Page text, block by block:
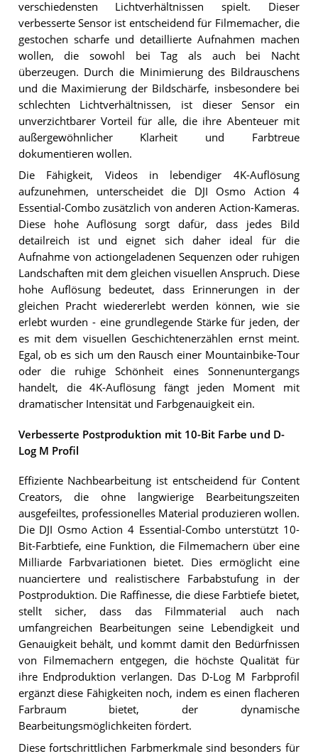
verschiedensten Lichtverhältnissen spielt. Dieser
verbesserte Sensor ist entscheidend für Filmemacher, die
gestochen scharfe und detaillierte Aufnahmen machen
wollen, die sowohl bei Tag als auch bei Nacht
überzeugen. Durch die Minimierung des Bildrauschens
und die Maximierung der Bildschärfe, insbesondere bei
schlechten Lichtverhältnissen, ist dieser Sensor ein
unverzichtbarer Vorteil für alle, die ihre Abenteuer mit
außergewöhnlicher Klarheit und Farbtreue
dokumentieren wollen.
Die Fähigkeit, Videos in lebendiger 4K-Auflösung
aufzunehmen, unterscheidet die DJI Osmo Action 4
Essential-Combo zusätzlich von anderen Action-Kameras.
Diese hohe Auflösung sorgt dafür, dass jedes Bild
detailreich ist und eignet sich daher ideal für die
Aufnahme von actiongeladenen Sequenzen oder ruhigen
Landschaften mit dem gleichen visuellen Anspruch. Diese
hohe Auflösung bedeutet, dass Erinnerungen in der
gleichen Pracht wiedererlebt werden können, wie sie
erlebt wurden - eine grundlegende Stärke für jeden, der
es mit dem visuellen Geschichtenerzählen ernst meint.
Egal, ob es sich um den Rausch einer Mountainbike-Tour
oder die ruhige Schönheit eines Sonnenuntergangs
handelt, die 4K-Auflösung fängt jeden Moment mit
dramatischer Intensität und Farbgenauigkeit ein.
Verbesserte Postproduktion mit 10-Bit Farbe und D-
Log M Profil
Effiziente Nachbearbeitung ist entscheidend für Content
Creators, die ohne langwierige Bearbeitungszeiten
ausgefeiltes, professionelles Material produzieren wollen.
Die DJI Osmo Action 4 Essential-Combo unterstützt 10-
Bit-Farbtiefe, eine Funktion, die Filmemachern über eine
Milliarde Farbvariationen bietet. Dies ermöglicht eine
nuanciertere und realistischere Farbabstufung in der
Postproduktion. Die Raffinesse, die diese Farbtiefe bietet,
stellt sicher, dass das Filmmaterial auch nach
umfangreichen Bearbeitungen seine Lebendigkeit und
Genauigkeit behält, und kommt damit den Bedürfnissen
von Filmemachern entgegen, die höchste Qualität für
ihre Endproduktion verlangen. Das D-Log M Farbprofil
ergänzt diese Fähigkeiten noch, indem es einen flacheren
Farbraum bietet, der dynamische
Bearbeitungsmöglichkeiten fördert.
Diese fortschrittlichen Farbmerkmale sind besonders für